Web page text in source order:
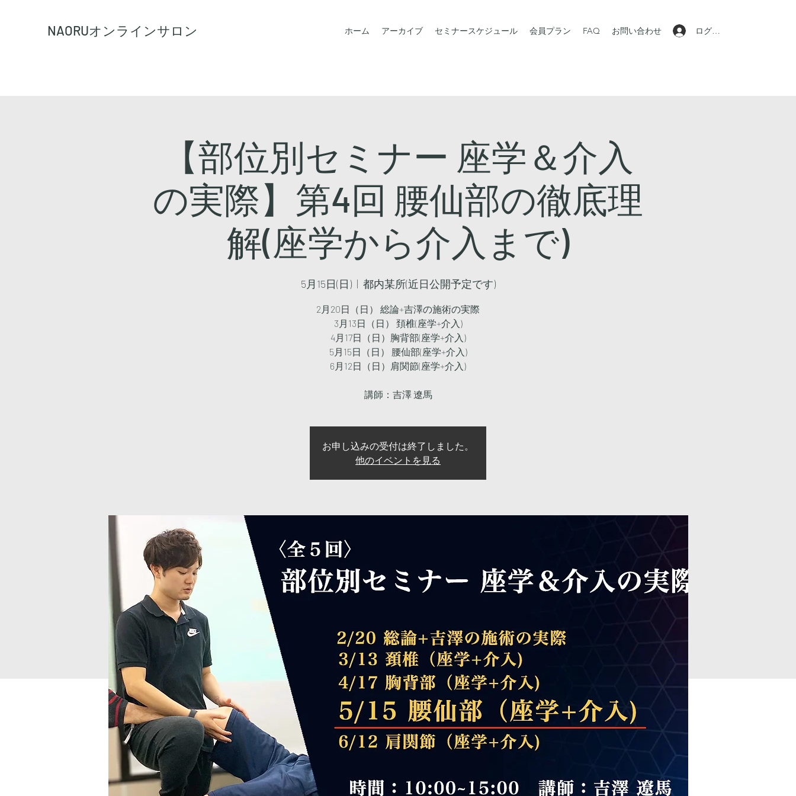
NAORUオンラインサロン ホーム アーカイブ セミナースケジュール 会員プラン FAQ お問い合わせ ログイン
【部位別セミナー 座学＆介入
の実際】第4回 腰仙部の徹底理
解(座学から介入まで)
5月15日(日)
  |
都内某所(近日公開予定です)
2月20日（日） 総論+吉澤の施術の実際
3月13日（日） 頚椎(座学+介入)
4月17日（日）胸背部(座学+介入)
5月15日（日） 腰仙部(座学+介入)
6月12日（日）肩関節(座学+介入)
講師：吉澤 遼馬
お申し込みの受付は終了しました。
他のイベントを見る